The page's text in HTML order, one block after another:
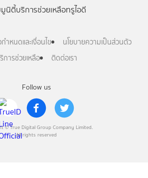
Follow us
© True Digital Group Company Limited.
All rights reserved
นิตี้บริการช่วยเหลือทรูไอดี
ำหนดและเงื่อนไข
นโยบายความเป็นส่วนตัว
การช่วยเหลือ
ติดต่อเรา